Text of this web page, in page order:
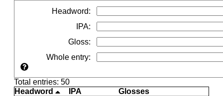
Headword:
IPA:
Gloss:
Whole entry:
Total entries: 50
Headword
IPA
Glosses